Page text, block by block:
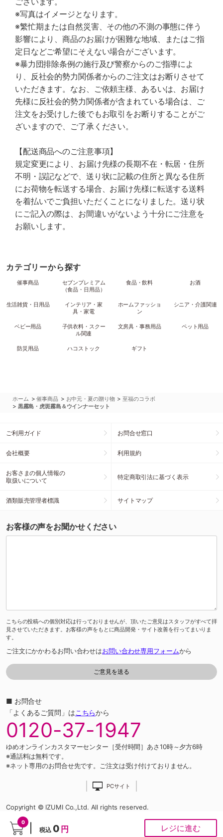
0
税込 0 円 レジに進む
※写真はイメージとなります。
※繁忙期または自然災害、その他の不測の事態に伴う
影響により、商品のお届けが困難な地域、またはご指
定日などご希望にそえない場合がございます。
※暴力団排除条例の施行及び警察からのご指導によ
り、反社会的勢力関係者からのご注文はお断りさせて
いただきます。なお、ご依頼主様、あるいは、お届け
先様に反社会的勢力関係者が含まれている場合は、ご
注文をお受けした後でもお取引をお断りすることがご
ざいますので、ご了承ください。
【配送商品へのご注意事項】
規定変更により、お届け先様の長期不在・転居・住所
不明・誤記などで、送り状に記載の住所と異なる住所
にお荷物を転送する場合、お届け先様に転送する送料
を着払いでご負担いただくことになりました。送り状
にご記入の際は、お間違いがないよう十分にご注意を
お願いします。
カテゴリーから探す
催事商品
セブンプレミアム
（食品・日用品）
食品・飲料 お酒
生活雑貨・日用品
インテリア・家
具・家電
ホームファッショ
ン
シニア・介護関連
ベビー用品
子供衣料・スクー
ル関連
文房具・事務用品 ペット用品
防災用品 ハコストック ギフト
ホーム >催事商品 > お中元・夏の贈り物 >至福のコラボ
> 黒霧島・虎斑霧島＆ウインナーセット
ご利用ガイド お問合せ窓口
会社概要 利用規約
お客さまの個人情報の
取扱いについて
特定商取引法に基づく表示
酒類販売管理者標識 サイトマップ
お客様の声をお聞かせください
こちらの投稿への個別対応は行っておりませんが、頂いたご意見はスタッフがすべて拝
見させていただきます。お客様の声をもとに商品開発・サイト改善を行ってまいりま
す。
ご注文にかかわるお問い合わせはお問い合わせ専用フォームから
■ お問合せ
「よくあるご質問」はこちらから
0120-37-1947
ゆめオンラインカスタマーセンター［受付時間］あさ10時～夕方6時
※通話料は無料です。
※ネット専用のお問合せ先です。ご注文は受け付けておりません。
PCサイト
Copyright © IZUMI Co.,Ltd. All rights reserved.